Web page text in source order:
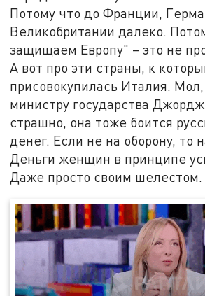
Потому что до Франции,
Великобритании далеко.
защищаем Европу" – это не
А вот про эти страны, к
присовокупилась Италия.
министру государства
страшно, она тоже боится
денег. Если не на оборону, то
Деньги женщин в принципе
Даже просто своим шелестом.